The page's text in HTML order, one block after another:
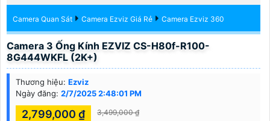
Camera Quan Sát Camera Ezviz Giá Rẻ Camera Ezviz 360
Camera 3 Ống Kính EZVIZ CS-H80f-R100-
8G444WKFL (2K+)
Thương hiệu: Ezviz
Ngày đăng: 2/7/2025 2:48:01 PM
2,799,000 ₫ 3,499,000 ₫